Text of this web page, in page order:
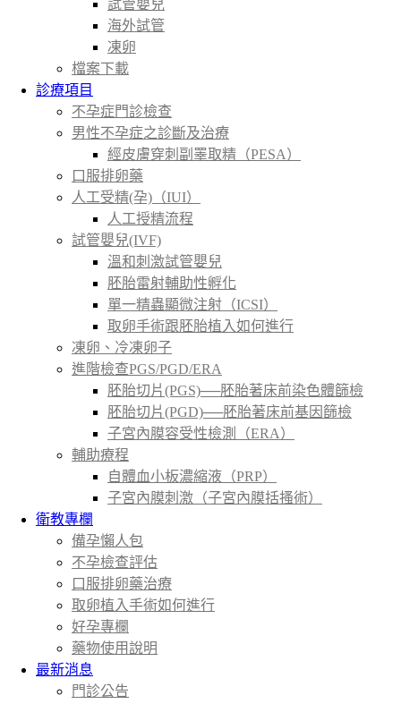
試管嬰兒
海外試管
凍卵
檔案下載
診療項目
不孕症門診檢查
男性不孕症之診斷及治療
經皮膚穿刺副睪取精（PESA）
口服排卵藥
人工受精(孕)（IUI）
人工授精流程
試管嬰兒(IVF)
溫和刺激試管嬰兒
胚胎雷射輔助性孵化
單一精蟲顯微注射（ICSI）
取卵手術跟胚胎植入如何進行
凍卵、冷凍卵子
進階檢查PGS/PGD/ERA
胚胎切片(PGS)──胚胎著床前染色體篩檢
胚胎切片(PGD)──胚胎著床前基因篩檢
子宮內膜容受性檢測（ERA）
輔助療程
自體血小板濃縮液（PRP）
子宮內膜刺激（子宮內膜括搔術）
衛教專欄
備孕懶人包
不孕檢查評估
口服排卵藥治療
取卵植入手術如何進行
好孕專欄
藥物使用說明
最新消息
門診公告